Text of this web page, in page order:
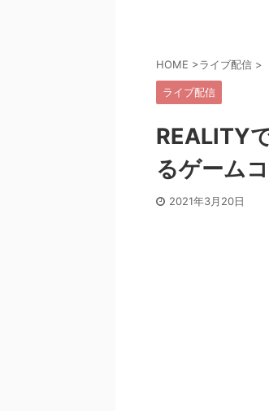
HOME >ライブ配信 >
ライブ配信
REALITY
るゲーム
2021年3月20日